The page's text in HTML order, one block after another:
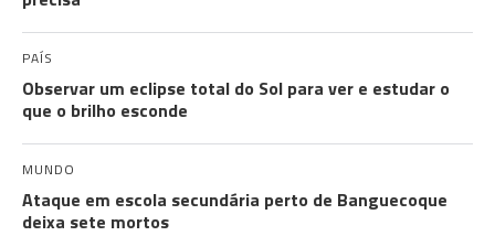
PAÍS
Observar um eclipse total do Sol para ver e estudar o
que o brilho esconde
MUNDO
Ataque em escola secundária perto de Banguecoque
deixa sete mortos